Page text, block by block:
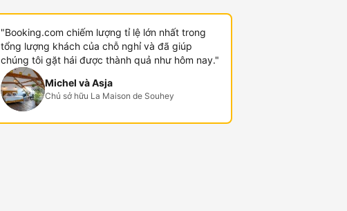
"Booking.com chiếm lượng tỉ lệ lớn nhất trong
tổng lượng khách của chỗ nghỉ và đã giúp
chúng tôi gặt hái được thành quả như hôm nay."
Michel và Asja
Chủ sở hữu La Maison de Souhey